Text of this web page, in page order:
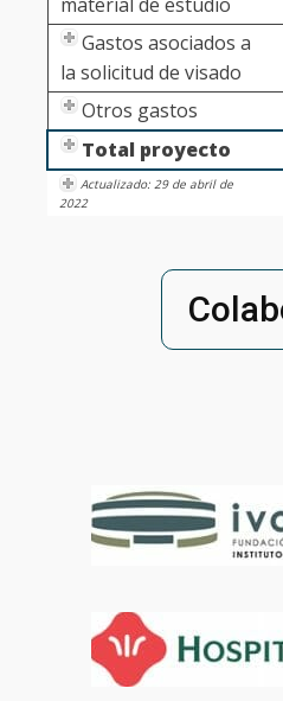
Gastos asociados a
la solicitud de visado
Otros gastos
Total proyecto
Actualizado: 29 de abril de
2022